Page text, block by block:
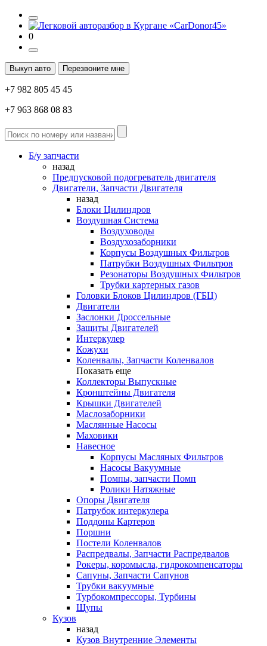
0
Выкуп авто Перезвоните мне
+7 982 805 45 45
+7 963 868 08 83
Б/у запчасти
назад
Предпусковой подогреватель двигателя
Двигатели, Запчасти Двигателя
назад
Блоки Цилиндров
Воздушная Система
Воздуховоды
Воздухозаборники
Корпусы Воздушных Фильтров
Патрубки Воздушных Фильтров
Резонаторы Воздушных Фильтров
Трубки картерных газов
Головки Блоков Цилиндров (ГБЦ)
Двигатели
Заслонки Дроссельные
Защиты Двигателей
Интеркулер
Кожухи
Коленвалы, Запчасти Коленвалов
Показать еще
Коллекторы Выпускные
Кронштейны Двигателя
Крышки Двигателей
Маслозаборники
Маслянные Насосы
Маховики
Навесное
Корпусы Масляных Фильтров
Насосы Вакуумные
Помпы, запчасти Помп
Ролики Натяжные
Опоры Двигателя
Патрубок интеркулера
Поддоны Картеров
Поршни
Постели Коленвалов
Распредвалы, Запчасти Распредвалов
Рокеры, коромысла, гидрокомпенсаторы
Сапуны, Запчасти Сапунов
Трубки вакуумные
Турбокомпрессоры, Турбины
Щупы
Кузов
назад
Кузов Внутренние Элементы